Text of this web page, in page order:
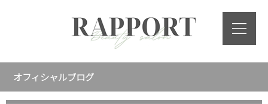
オフィシャルブログ